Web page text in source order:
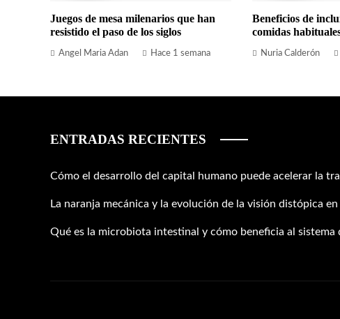
Juegos de mesa milenarios que han
resistido el paso de los siglos
Angel Maria Adan Hace 1 semana
Beneficios de
comidas
Nuria Calderón
ENTRADAS RECIENTES
Cómo el desarrollo del capital humano puede acelerar la
La naranja mecánica y la evolución de la visión distópica
Qué es la microbiota intestinal y cómo beneficia al sistema